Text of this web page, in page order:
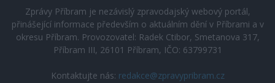
Zprávy Příbram je nezávislý zpravodajský webový portál,
přinášející informace především o aktuálním dění v Příbrami a v
okresu Příbram. Provozovatel: Radek Ctibor, Smetanova 317,
Příbram III, 26101 Příbram, IČO: 63799731
Kontaktujte nás: redakce@zpravypribram.cz